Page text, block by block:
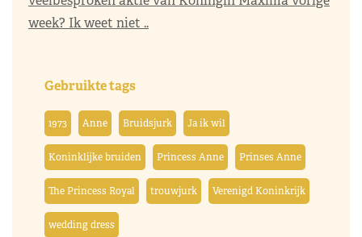
week? Ik weet niet ..
Gebruikte tags
1973 Anne Bruidsjurk Ja ik wil
Koninklijke bruiden Princess Anne Prinses Anne
The Princess Royal trouwjurk Verenigd Koninkrijk
wedding dress